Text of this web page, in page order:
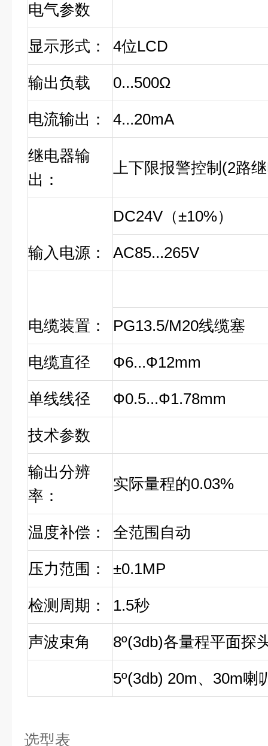
电气参数
显示形式： 4位LCD
输出负载 0...500Ω
电流输出： 4...20mA
继电器输
出：
上下限报警控制 (2路
输入电源：
DC24V （±10%）
AC85...265V
电缆装置： PG13.5/M20线缆塞
电缆直径 Ф6...Ф12mm
单线线径 Ф0.5...Ф1.78mm
技术参数
输出分辨
率：
实际量程的0.03%
温度补偿： 全范围自动
压力范围： ±0.1MP
检测周期： 1.5秒
声波束角 8º(3db)各量程平面探
5º(3db) 20m、 30m喇
选型表